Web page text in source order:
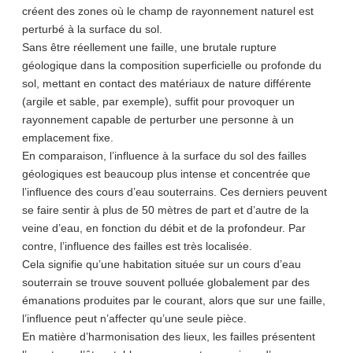
créent des zones où le champ de rayonnement naturel est
perturbé à la surface du sol.
Sans être réellement une faille, une brutale rupture
géologique dans la composition superficielle ou profonde du
sol, mettant en contact des matériaux de nature différente
(argile et sable, par exemple), suffit pour provoquer un
rayonnement capable de perturber une personne à un
emplacement fixe.
En comparaison, l’influence à la surface du sol des failles
géologiques est beaucoup plus intense et concentrée que
l’influence des cours d’eau souterrains. Ces derniers peuvent
se faire sentir à plus de 50 mètres de part et d’autre de la
veine d’eau, en fonction du débit et de la profondeur. Par
contre, l’influence des failles est très localisée.
Cela signifie qu’une habitation située sur un cours d’eau
souterrain se trouve souvent polluée globalement par des
émanations produites par le courant, alors que sur une faille,
l’influence peut n’affecter qu’une seule pièce.
En matière d’harmonisation des lieux, les failles présentent